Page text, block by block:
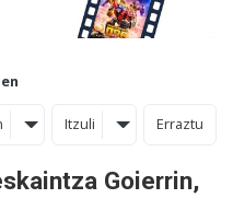
Itzuli Erraztu
Goierrin,